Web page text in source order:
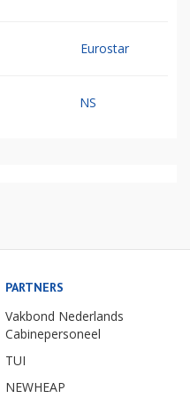
Eurostar
NS
PARTNERS
Vakbond Nederlands
Cabinepersoneel
TUI
NEWHEAP